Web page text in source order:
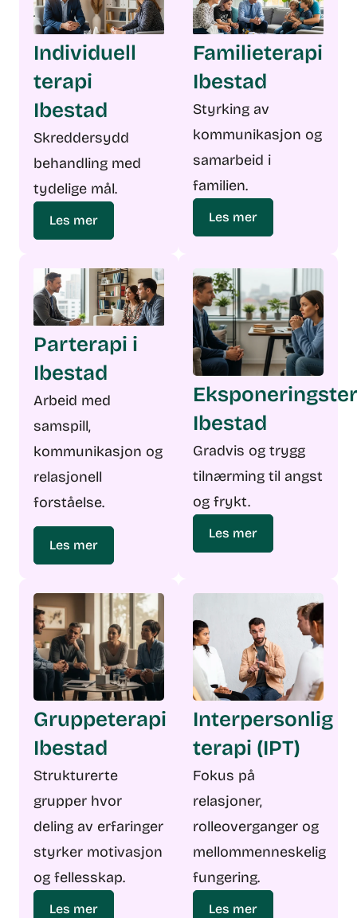
Individuell
terapi
Ibestad
Skreddersydd
behandling med
tydelige mål.
Les mer
Familieterapi
Ibestad
Styrking av
kommunikasjon og
samarbeid i
familien.
Les mer
Parterapi i
Ibestad
Arbeid med
samspill,
kommunikasjon og
relasjonell
forståelse.
Les mer
Ibestad
Gradvis og trygg
tilnærming til angst
og frykt.
Les mer
Gruppeterapi
Ibestad
Strukturerte
grupper hvor
deling av erfaringer
styrker motivasjon
og fellesskap.
Les mer
Interpersonlig
terapi (IPT)
Fokus på
relasjoner,
rolleoverganger og
mellommenneskelig
fungering.
Les mer